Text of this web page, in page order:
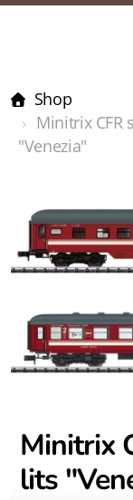
Shop
Minitrix CFR
"Venezia"
Minitrix
lits